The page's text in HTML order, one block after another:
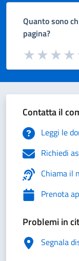
Quanto sono
pagina?
Valuta da 1 a 5
Valuta
Valuta 2
Valuta 1 stelle
Contatta il
Leggi le
Richiedi
Chiama il
Prenota
Problemi in
Segnala